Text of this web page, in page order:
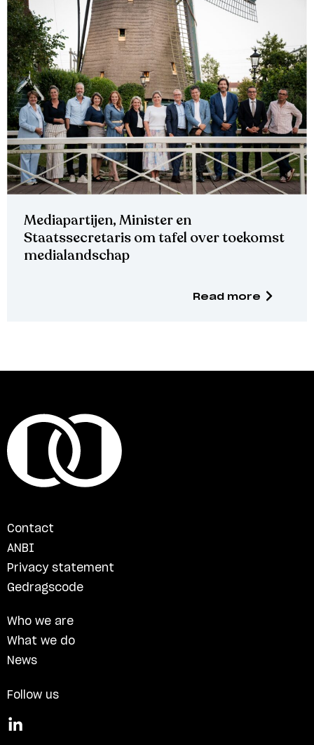
Mediapartijen, Minister en
Staatssecretaris om tafel over toekomst
medialandschap
Read more
Contact
ANBI
Privacy statement
Gedragscode
Who we are
What we do
News
Follow us